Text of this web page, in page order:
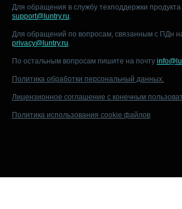
Для обращения в службу техподдержки
support@luntry.ru
Для обращений по вопросам, связанным с ПДн
privacy@luntry.ru
По остальным вопросам пишите на почту
Политика обработки персональный данных.
Лицензионное соглашение с конечным
Политика использования cookie файлов